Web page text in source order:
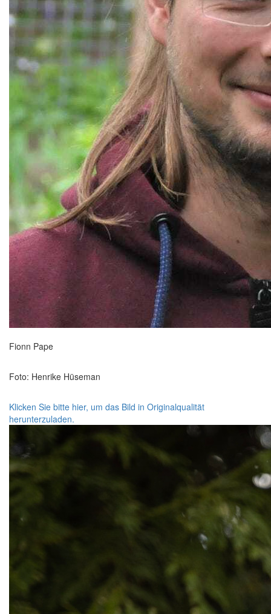
Fionn Pape
Foto: Henrike Hüseman
Klicken Sie bitte hier, um das Bild in Originalqualität
herunterzuladen.